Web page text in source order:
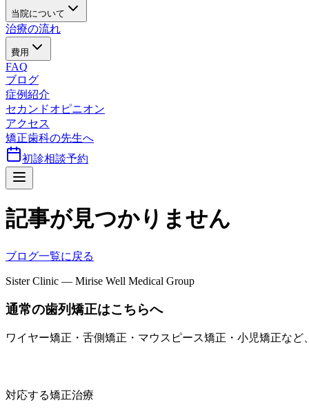
当院について
治療の流れ
費用
FAQ
ブログ
症例紹介
セカンドオピニオン
アクセス
矯正歯科の先生へ
初診相談予約
記事が見つかりません
ブログ一覧に戻る
Sister Clinic — Mirise Well Medical Group
通常の歯列矯正はこちらへ
ワイヤー矯正・舌側矯正・マウスピース矯正・小児矯正な
対応する矯正治療